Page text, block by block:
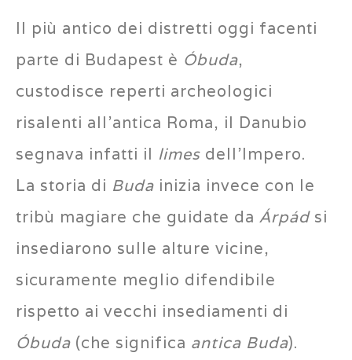
Il più antico dei distretti oggi facenti
parte di Budapest è Óbuda,
custodisce reperti archeologici
risalenti all’antica Roma, il Danubio
segnava infatti il limes dell’Impero.
La storia di Buda inizia invece con le
tribù magiare che guidate da Árpádsi
insediarono sulle alture vicine,
sicuramente meglio difendibile
rispetto ai vecchi insediamenti di
Óbuda (che significa antica Buda).